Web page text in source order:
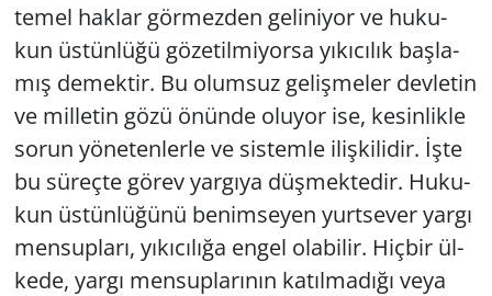
temel hak­lar gör­mez­den ge­li­ni­yor ve hu­ku­
kun üs­tün­lü­ğü gö­ze­til­mi­yor­sa yı­kı­cı­lık baş­la­
mış de­mek­tir. Bu olum­suz ge­liş­me­ler dev­le­tin
ve mil­le­tin gözü önün­de olu­yor ise, ke­sin­lik­le
sorun yö­ne­ten­ler­le ve sis­tem­le iliş­ki­li­dir. İşte
bu sü­reç­te görev yar­gı­ya düş­mek­te­dir. Hu­ku­
kun üs­tün­lü­ğü­nü be­nim­se­yen yurt­se­ver yargı
men­sup­la­rı, yı­kı­cı­lı­ğa engel ola­bi­lir. Hiç­bir ül­
ke­de, yargı men­sup­la­rı­nın ka­tıl­ma­dı­ğı veya